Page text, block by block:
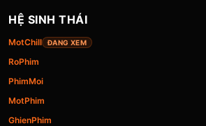
HỆ SINH THÁI
MotChill ĐANG XEM
RoPhim
PhimMoi
MotPhim
GhienPhim